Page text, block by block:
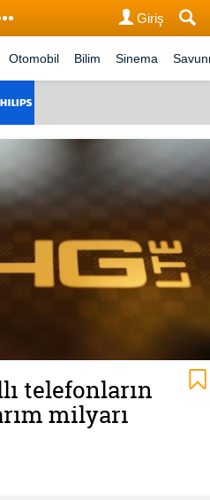
Giriş
Otomobil Bilim Sinema
telefonların
milyarı